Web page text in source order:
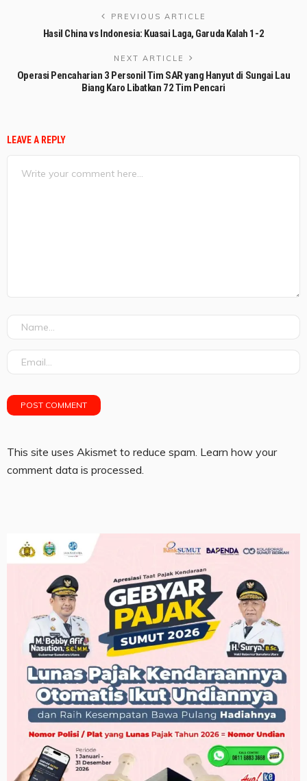
PREVIOUS ARTICLE
Hasil China vs Indonesia: Kuasai Laga, Garuda Kalah 1-2
NEXT ARTICLE
Operasi Pencaharian 3 Personil Tim SAR yang Hanyut di Sungai Lau
Biang Karo Libatkan 72 Tim Pencari
LEAVE A REPLY
This site uses Akismet to reduce spam. Learn how your
comment data is processed.